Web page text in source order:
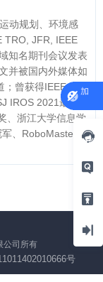
动规划、环境感
TRO, JFR, IEEE
知名期刊会议发表
并被国内外媒体如
；曾获得IEEE
IROS 2021最佳
、浙江大学信息学
、RoboMaster高
公司所有
号